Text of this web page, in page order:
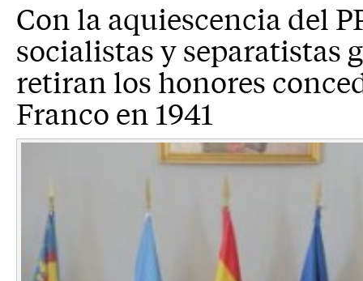
Con la aquiescencia del
socialistas y separatistas
retiran los honores
Franco en 1941